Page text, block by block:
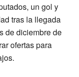
un gol y
tras la llegada
de diciembre de
ofertas para